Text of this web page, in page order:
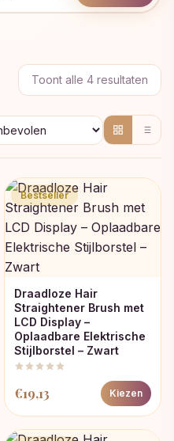
Toont alle 4 resultaten
op
Bestseller
Draadloze Hair
Straightener Brush met
LCD Display –
Oplaadbare Elektrische
Stijlborstel – Zwart
€19,13 Kiezen